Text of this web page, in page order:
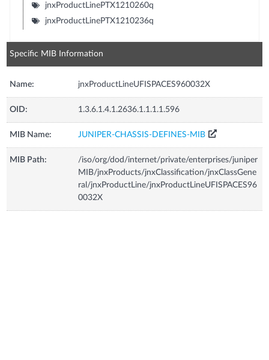
jnxProductLinePTX1210260q
jnxProductLinePTX1210236q
Specific MIB Information
Name: jnxProductLineUFISPACES960032X
OID: 1.3.6.1.4.1.2636.1.1.1.1.596
MIB Name: JUNIPER-CHASSIS-DEFINES-MIB
MIB Path:
/iso/org/dod/internet/private/enterprises/juniper
MIB/jnxProducts/jnxClassification/jnxClassGene
ral/jnxProductLine/jnxProductLineUFISPACES96
0032X